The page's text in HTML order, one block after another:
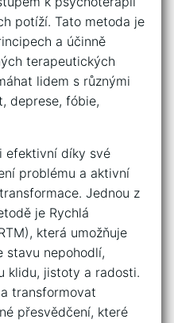
‌potíží. Tato ‍metoda je
a účinně
terapeutických
lidem s různými
deprese, fóbie,‌
efektivní díky své​
problému a aktivní
Jednou z
je Rychlá
která umožňuje
stavu⁤ nepohodlí,
klidu, jistoty a radosti.
transformovat
přesvědčení, ⁣které